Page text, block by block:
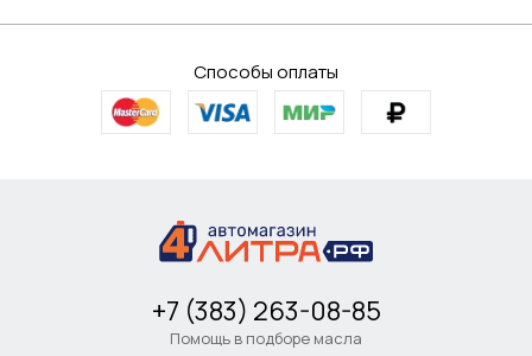
Способы оплаты
+7 (383) 263-08-85
Помощь в подборе масла